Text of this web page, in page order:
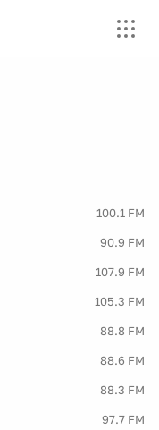
100.1 FM
90.9 FM
107.9 FM
105.3 FM
88.8 FM
88.6 FM
88.3 FM
97.7 FM